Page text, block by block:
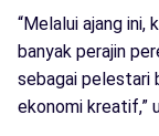
“Melalui ajang ini,
banyak perajin
sebagai pelestari
ekonomi kreatif,”